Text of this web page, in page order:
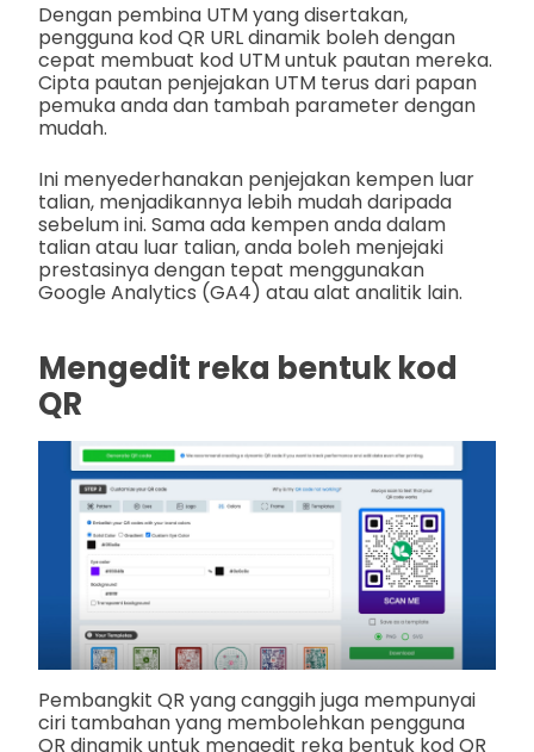
Dengan pembina UTM yang disertakan,
pengguna kod QR URL dinamik boleh dengan
cepat membuat kod UTM untuk pautan mereka.
Cipta pautan penjejakan UTM terus dari papan
pemuka anda dan tambah parameter dengan
mudah.
Ini menyederhanakan penjejakan kempen luar
talian, menjadikannya lebih mudah daripada
sebelum ini. Sama ada kempen anda dalam
talian atau luar talian, anda boleh menjejaki
prestasinya dengan tepat menggunakan
Google Analytics (GA4) atau alat analitik lain.
Mengedit reka bentuk kod
QR
Pembangkit QR yang canggih juga mempunyai
ciri tambahan yang membolehkan pengguna
QR dinamik untuk mengedit reka bentuk kod QR